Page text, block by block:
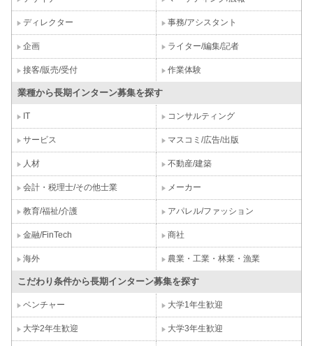
ディレクター 事務/アシスタント
企画 ライター/編集/記者
接客/販売/受付 作業体験
業種から長期インターン募集を探す
IT コンサルティング
サービス マスコミ/広告/出版
人材 不動産/建築
会計・税理士/その他士業 メーカー
教育/福祉/介護 アパレル/ファッション
金融/FinTech 商社
海外 農業・工業・林業・漁業
こだわり条件から長期インターン募集を探す
ベンチャー 大学1年生歓迎
大学2年生歓迎 大学3年生歓迎